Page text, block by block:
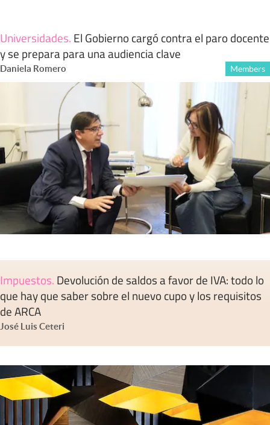
Universidades. El Gobierno cargó contra el paro docente
y se prepara para una audiencia clave
Daniela Romero Members
Impuestos. Devolución de saldos a favor de IVA: todo lo
que hay que saber sobre el nuevo cupo y los requisitos
de ARCA
José Luis Ceteri